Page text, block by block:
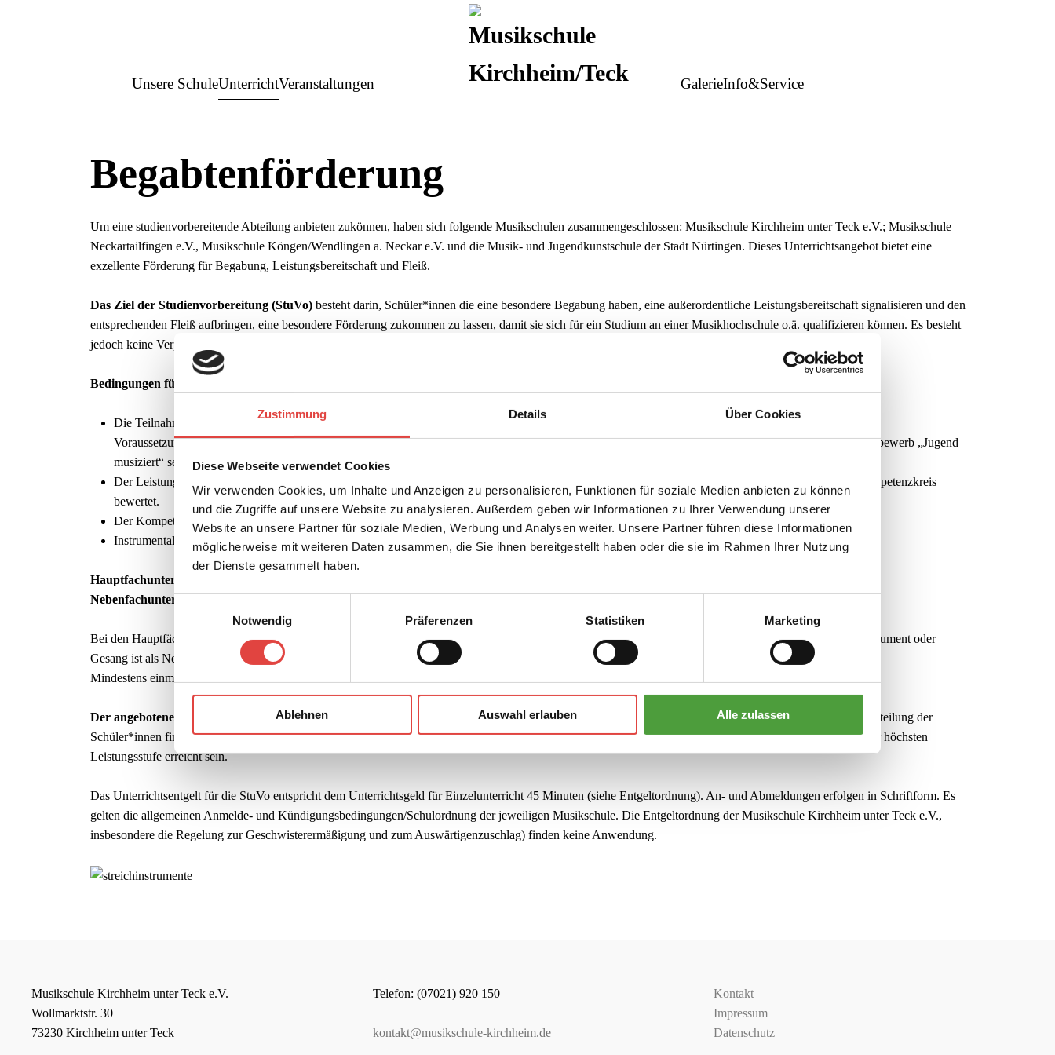
Zustimmung Details Über Cookies
Diese Webseite verwendet Cookies
Wir verwenden Cookies, um Inhalte und Anzeigen zu personalisieren, Funktionen für soziale Medien anbieten zu können
und die Zugriffe auf unsere Website zu analysieren. Außerdem geben wir Informationen zu Ihrer Verwendung unserer
Website an unsere Partner für soziale Medien, Werbung und Analysen weiter. Unsere Partner führen diese Informationen
möglicherweise mit weiteren Daten zusammen, die Sie ihnen bereitgestellt haben oder die sie im Rahmen Ihrer Nutzung
der Dienste gesammelt haben.
Einwilligungsauswahl
Notwendig
Präferenzen Statistiken Marketing
Ablehnen Auswahl erlauben Alle zulassen
Unsere SchuleUnterrichtVeranstaltungen GalerieInfo&Service
Begabtenförderung
Um eine studienvorbereitende Abteilung anbieten zukönnen, haben sich folgende Musikschulen zusammengeschlossen: Musikschule Kirchheim unter Teck e.V.; Musikschule
Neckartailfingen e.V., Musikschule Köngen/Wendlingen a. Neckar e.V. und die Musik- und Jugendkunstschule der Stadt Nürtingen. Dieses Unterrichtsangebot bietet eine
exzellente Förderung für Begabung, Leistungsbereitschaft und Fleiß.
Das Ziel der Studienvorbereitung (StuVo)besteht darin, Schüler*innen die eine besondere Begabung haben, eine außerordentliche Leistungsbereitschaft signalisieren und den
entsprechenden Fleiß aufbringen, eine besondere Förderung zukommen zu lassen, damit sie sich für ein Studium an einer Musikhochschule o.ä. qualifizieren können. Es besteht
jedoch keine Verpflichtung, ein solches Studium aufzunehmen.
Bedingungen für die Teilnahme an der StuVo:
Die Teilnahme an der StuVo wird von der Lehrkraft vorgeschlagen.
Voraussetzung sind besondere Leistungen im Vokalbereich oder Instrumentalspiel. Das Spielniveau sollte vergleichbar mit einem 1. Preis beim Landeswettbewerb „Jugend
musiziert“ sein.
Der Leistungsstand wird durch ein Vorspiel vor der Aufnahme in die SVA nachgewiesen. Das Vorspiel wird durch mindestens drei Personen aus dem Kompetenzkreis
bewertet.
Der Kompetenzkreis besteht aus Lehrkräften der Studienvorbereitung
Instrumental- und Vokalschüler*innen können grundsätzlich ab dem 12. Lebensjahr folgende Unterrichte in Anspruch nehmen:
Hauptfachunterricht wöchentlich
Nebenfachunterricht wöchentlich:
Bei den Hauptfächern Klavier oder Gitarre wird als Nebenfach ein Melodieinstrument, Gesang oder Kammermusik gewählt. Bei einem Hauptfach Melodieinstrument oder
Gesang ist als Nebenfach Klavier verpflichtend. Darüberhinaus musizieren StuVo Schüler*innen in einem Ensemble und/oder Orchester.
Mindestens einmal jährlich finden Prüfungsvorspiele im Rahmen eines öffentlichen Konzertes (konzertantes Vorspiel, bis max. 10 Minuten) statt.
Der angebotene Theorie- und Gehörbildungsunterricht ist verpflichtend
. Dieser findet an zwei Wochenenden jährlich (März und September) statt. Die Einteilung der
Schüler*innen findet je nach Lernstand in verschiedene Leistungsstufen statt. Im letzten Unterrichtssemester vor der Aufnahmeprüfung soll die Teilnahme in der höchsten
Leistungsstufe erreicht sein.
Das Unterrichtsentgelt für die StuVo entspricht dem Unterrichtsgeld für Einzelunterricht 45 Minuten (siehe Entgeltordnung). An- und Abmeldungen erfolgen in Schriftform. Es
gelten die allgemeinen Anmelde- und Kündigungsbedingungen/Schulordnung der jeweiligen Musikschule. Die Entgeltordnung der Musikschule Kirchheim unter Teck e.V.,
insbesondere die Regelung zur Geschwisterermäßigung und zum Auswärtigenzuschlag) finden keine Anwendung.
Musikschule Kirchheim unter Teck e.V.
Wollmarktstr. 30
73230 Kirchheim unter Teck
Telefon: (07021) 920 150
kontakt@musikschule-kirchheim.de
Kontakt
Impressum
Datenschutz